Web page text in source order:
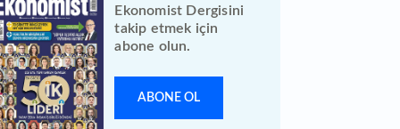
Ekonomist Dergisini
takip etmek için
abone olun.
ABONE OL